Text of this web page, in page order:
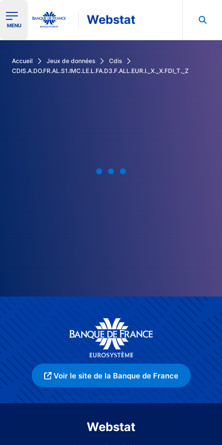
Ouvrir le menu de navigation
MENU Webstat
Accueil Jeux de données
Cdis
CDIS.A.DO.FR.AL.S1.IMC.LE.L.FA.D3.F.ALL.EUR.I._X._X.FDI_T._Z
Voir le site de la Banque de France
Webstat